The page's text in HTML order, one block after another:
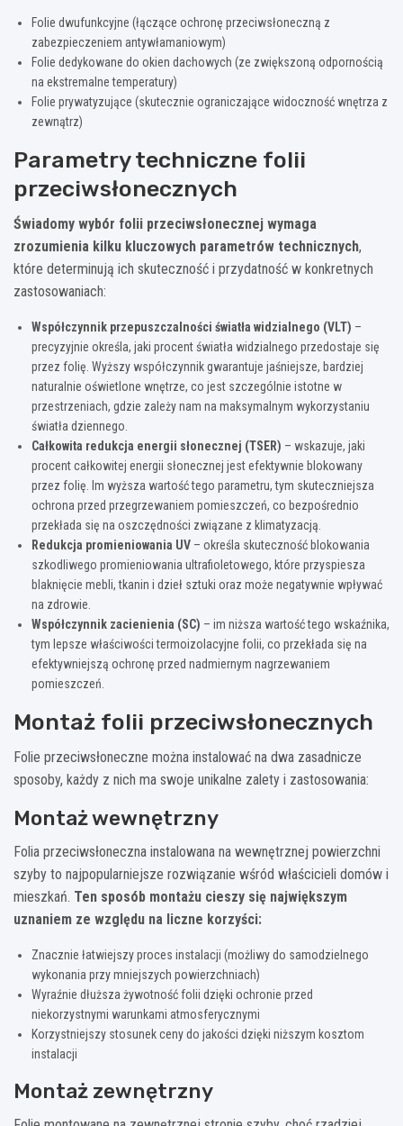
Folie dwufunkcyjne (łączące ochronę przeciwsłoneczną z
zabezpieczeniem antywłamaniowym)
Folie dedykowane do okien dachowych (ze zwiększoną odpornością
na ekstremalne temperatury)
Folie prywatyzujące (skutecznie ograniczające widoczność wnętrza z
zewnątrz)
Parametry techniczne folii
przeciwsłonecznych
Świadomy wybór folii przeciwsłonecznej wymaga
zrozumienia kilku kluczowych parametrów technicznych,
które determinują ich skuteczność i przydatność w konkretnych
zastosowaniach:
Współczynnik przepuszczalności światła widzialnego (VLT) –
precyzyjnie określa, jaki procent światła widzialnego przedostaje się
przez folię. Wyższy współczynnik gwarantuje jaśniejsze, bardziej
naturalnie oświetlone wnętrze, co jest szczególnie istotne w
przestrzeniach, gdzie zależy nam na maksymalnym wykorzystaniu
światła dziennego.
Całkowita redukcja energii słonecznej (TSER) – wskazuje, jaki
procent całkowitej energii słonecznej jest efektywnie blokowany
przez folię. Im wyższa wartość tego parametru, tym skuteczniejsza
ochrona przed przegrzewaniem pomieszczeń, co bezpośrednio
przekłada się na oszczędności związane z klimatyzacją.
Redukcja promieniowania UV – określa skuteczność blokowania
szkodliwego promieniowania ultrafioletowego, które przyspiesza
blaknięcie mebli, tkanin i dzieł sztuki oraz może negatywnie wpływać
na zdrowie.
Współczynnik zacienienia (SC) – im niższa wartość tego wskaźnika,
tym lepsze właściwości termoizolacyjne folii, co przekłada się na
efektywniejszą ochronę przed nadmiernym nagrzewaniem
pomieszczeń.
Montaż folii przeciwsłonecznych
Folie przeciwsłoneczne można instalować na dwa zasadnicze
sposoby, każdy z nich ma swoje unikalne zalety i zastosowania:
Montaż wewnętrzny
Folia przeciwsłoneczna instalowana na wewnętrznej powierzchni
szyby to najpopularniejsze rozwiązanie wśród właścicieli domów i
mieszkań. Ten sposób montażu cieszy się największym
uznaniem ze względu na liczne korzyści:
Znacznie łatwiejszy proces instalacji (możliwy do samodzielnego
wykonania przy mniejszych powierzchniach)
Wyraźnie dłuższa żywotność folii dzięki ochronie przed
niekorzystnymi warunkami atmosferycznymi
Korzystniejszy stosunek ceny do jakości dzięki niższym kosztom
instalacji
Montaż zewnętrzny